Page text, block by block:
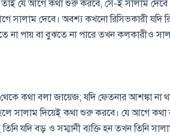
তাই যে আগে কথা শুরু করবে, সে-ই সালাম
সালাম দেবে। অবশ্য কখনো রিসিভকারী যদি
না পায় বা বুঝতে না পারে তখন কলকারীও
থেকে কথা বলা জায়েজ; যদি ফেতনার আশঙ্কা না
সালাম দিয়েই কথা শুরু করবে। যে আগে কথা
যদি বড় ও সম্মানী ব্যক্তি হন তখন তিনি